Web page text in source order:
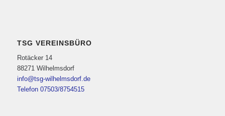
TSG VEREINSBÜRO
Rotäcker 14
88271 Wilhelmsdorf
info@tsg-wilhelmsdorf.de
Telefon 07503/8754515